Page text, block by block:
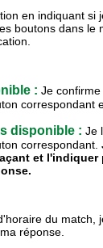
en indiquant si
boutons dans le
: Je
correspondant
disponible : Je
correspondant.
et l'indiquer
du match,
réponse.